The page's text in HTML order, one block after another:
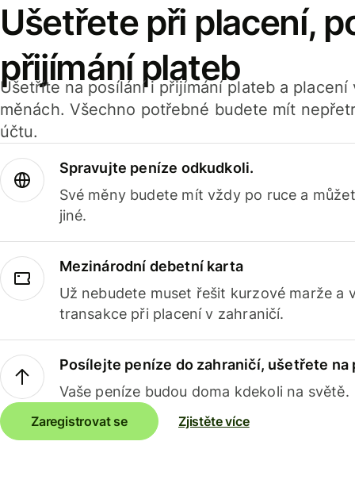
Ušetřete při placení,
přijímání plateb
Ušetříte na posílání i přijímání plateb a
měnách. Všechno potřebné budete mít
účtu.
Spravujte peníze odkudkoli.
Své měny budete mít vždy po ruce a
jiné.
Mezinárodní debetní karta
Už nebudete muset řešit kurzové marže a
transakce při placení v zahraničí.
Posílejte peníze do zahraničí, ušetřete na
Vaše peníze budou doma kdekoli na světě.
Zaregistrovat se Zjistěte více